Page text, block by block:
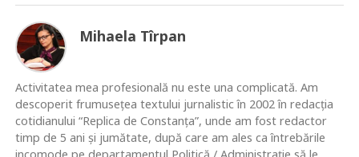
Mihaela Tîrpan
Activitatea mea profesională nu este una complicată. Am
descoperit frumusețea textului jurnalistic în 2002 în redacția
cotidianului “Replica de Constanța”, unde am fost redactor
timp de 5 ani și jumătate, după care am ales ca întrebările